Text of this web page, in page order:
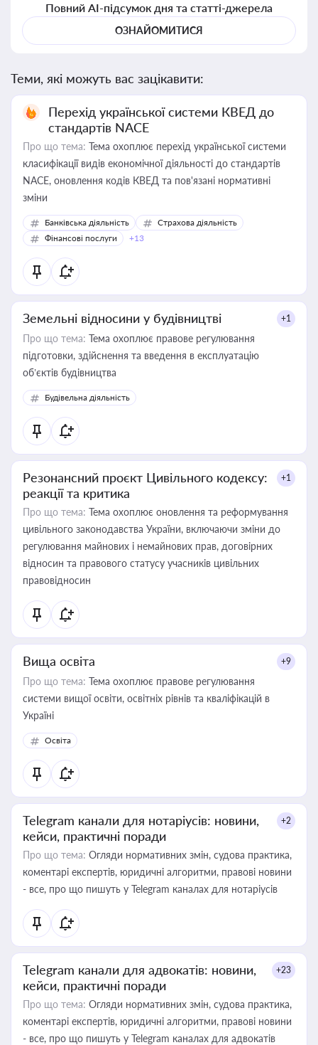
Повний AI-підсумок дня та статті-джерела
ОЗНАЙОМИТИСЯ
Теми, які можуть вас зацікавити:
Перехід української системи КВЕД до
стандартів NACE
Про що тема: Тема охоплює перехід української системи
класифікації видів економічної діяльності до стандартів
NACE, оновлення кодів КВЕД та пов'язані нормативні
зміни
Банківська діяльність
Страхова діяльність
Фінансові послуги
+13
Земельні відносини у будівництві +1
Про що тема: Тема охоплює правове регулювання
підготовки, здійснення та введення в експлуатацію
об’єктів будівництва
Будівельна діяльність
Резонансний проєкт Цивільного кодексу:
реакції та критика
+1
Про що тема: Тема охоплює оновлення та реформування
цивільного законодавства України, включаючи зміни до
регулювання майнових і немайнових прав, договірних
відносин та правового статусу учасників цивільних
правовідносин
Вища освіта +9
Про що тема: Тема охоплює правове регулювання
системи вищої освіти, освітніх рівнів та кваліфікацій в
Україні
Освіта
Telegram канали для нотаріусів: новини,
кейси, практичні поради
+2
Про що тема: Огляди нормативних змін, судова практика,
коментарі експертів, юридичні алгоритми, правові новини
- все, про що пишуть у Telegram каналах для нотаріусів
Telegram канали для адвокатів: новини,
кейси, практичні поради
+23
Про що тема: Огляди нормативних змін, судова практика,
коментарі експертів, юридичні алгоритми, правові новини
- все, про що пишуть у Telegram каналах для адвокатів